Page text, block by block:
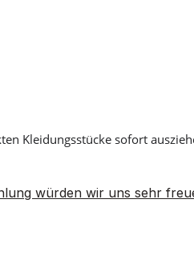
Kleidungsstücke sofort
würden wir uns sehr